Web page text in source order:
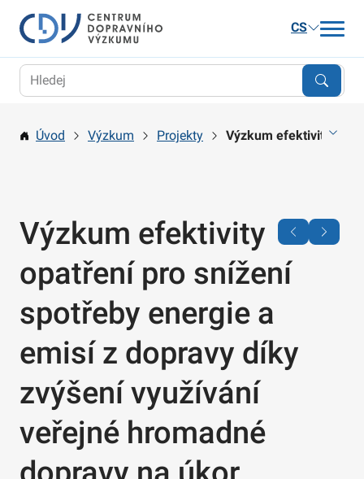
CS
Aktuality
Publikace a služby
O nás
Kontakt
Úvod Výzkum Projekty Výzkum efektivity
Výzkum efektivity
opatření pro snížení
spotřeby energie a
emisí z dopravy díky
zvýšení využívání
veřejné hromadné